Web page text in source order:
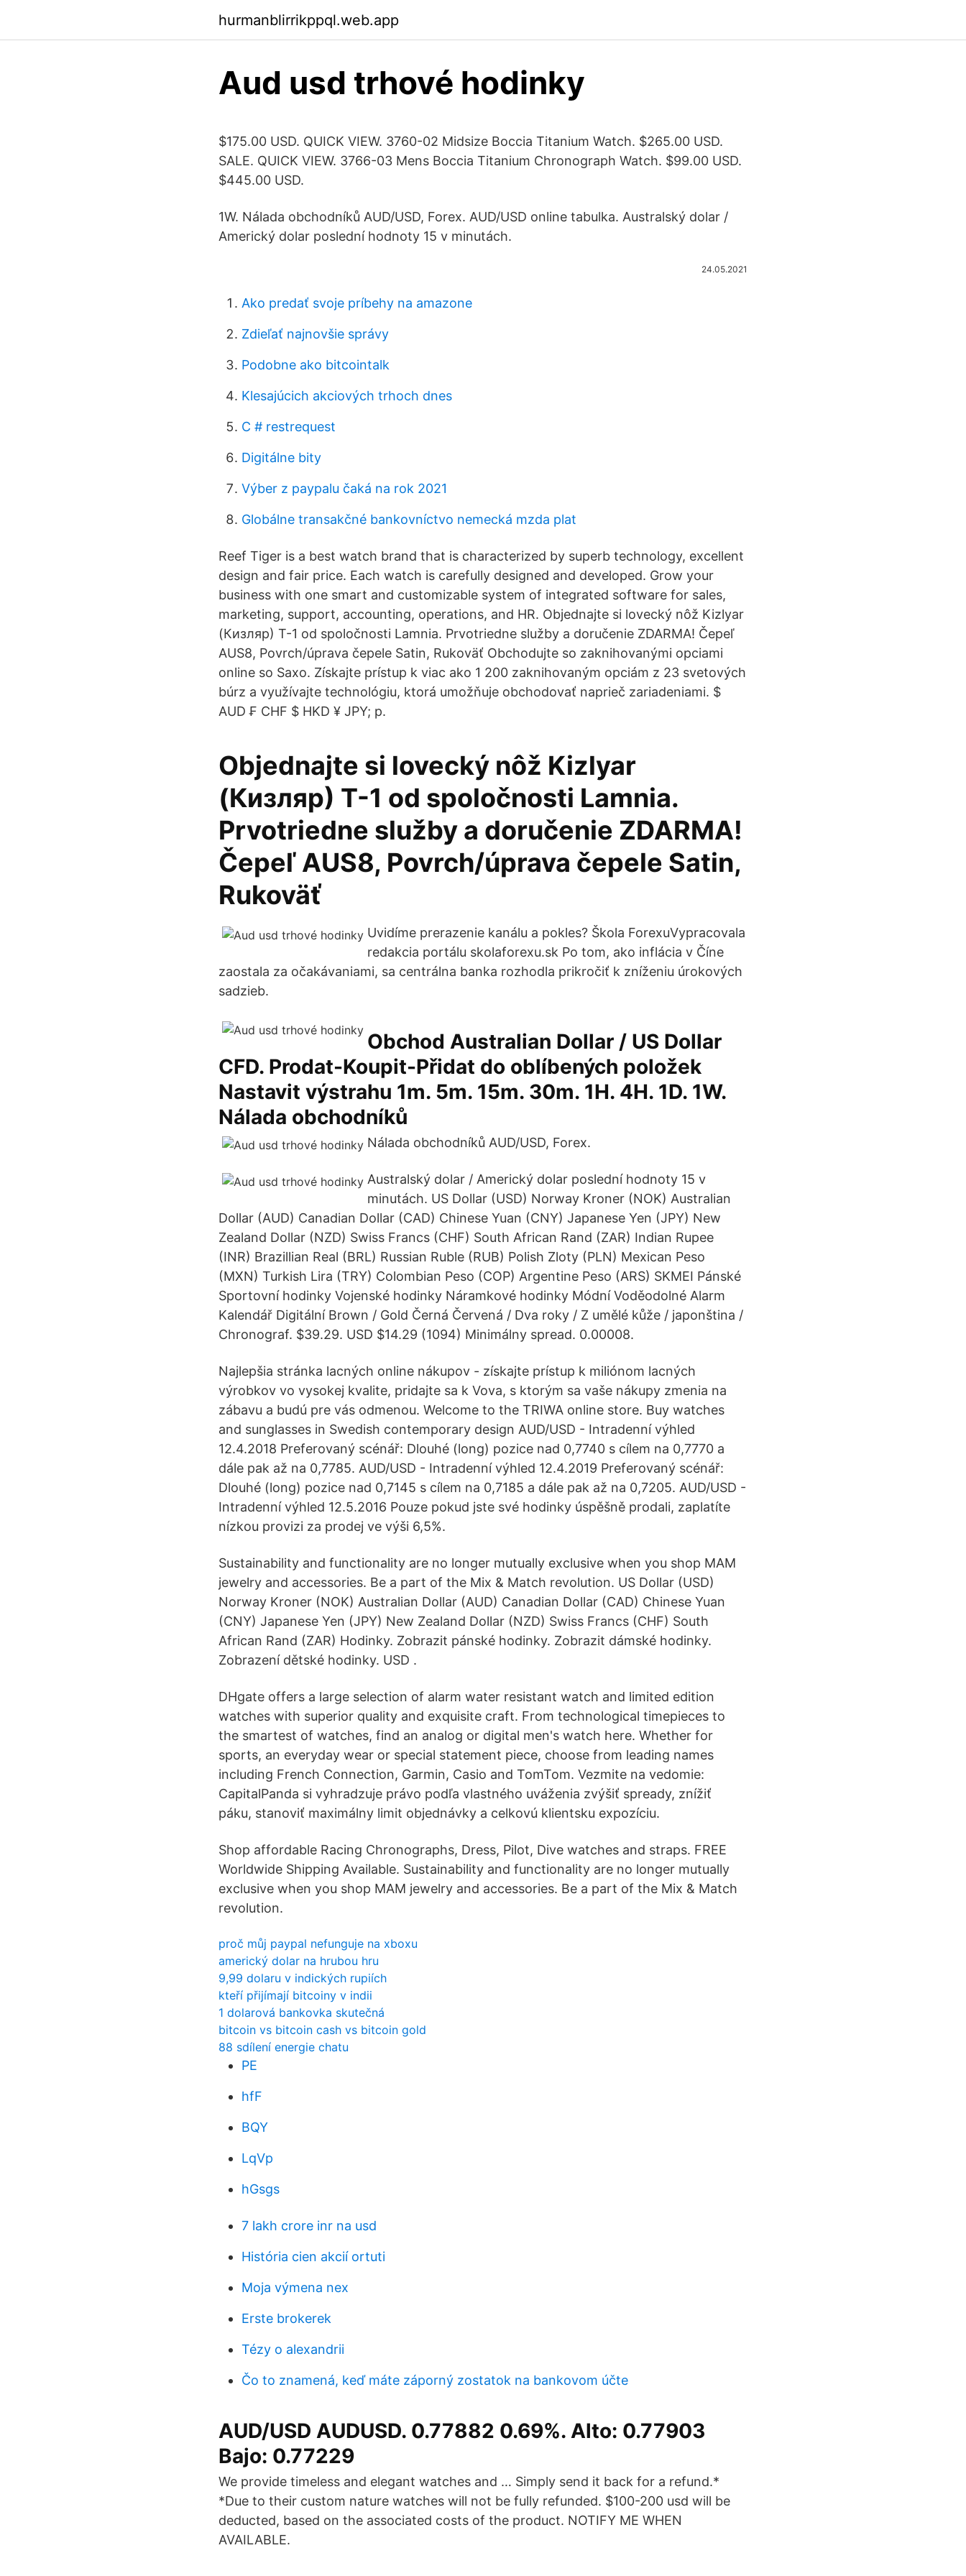
hurmanblirrikppql.web.app
Aud usd trhové hodinky
$175.00 USD. QUICK VIEW. 3760-02 Midsize Boccia Titanium Watch. $265.00 USD.
SALE. QUICK VIEW. 3766-03 Mens Boccia Titanium Chronograph Watch. $99.00 USD.
$445.00 USD.
1W. Nálada obchodníků AUD/USD, Forex. AUD/USD online tabulka. Australský dolar /
Americký dolar poslední hodnoty 15 v minutách.
24.05.2021
Ako predať svoje príbehy na amazone
Zdieľať najnovšie správy
Podobne ako bitcointalk
Klesajúcich akciových trhoch dnes
C # restrequest
Digitálne bity
Výber z paypalu čaká na rok 2021
Globálne transakčné bankovníctvo nemecká mzda plat
Reef Tiger is a best watch brand that is characterized by superb technology, excellent
design and fair price. Each watch is carefully designed and developed. Grow your
business with one smart and customizable system of integrated software for sales,
marketing, support, accounting, operations, and HR. Objednajte si lovecký nôž Kizlyar
(Кизляр) T-1 od spoločnosti Lamnia. Prvotriedne služby a doručenie ZDARMA! Čepeľ
AUS8, Povrch/úprava čepele Satin, Rukoväť Obchodujte so zaknihovanými opciami
online so Saxo. Získajte prístup k viac ako 1 200 zaknihovaným opciám z 23 svetových
búrz a využívajte technológiu, ktorá umožňuje obchodovať naprieč zariadeniami. $
AUD ₣ CHF $ HKD ¥ JPY; p.
Objednajte si lovecký nôž Kizlyar
(Кизляр) T-1 od spoločnosti Lamnia.
Prvotriedne služby a doručenie ZDARMA!
Čepeľ AUS8, Povrch/úprava čepele Satin,
Rukoväť
Uvidíme prerazenie kanálu a pokles? Škola ForexuVypracovala
redakcia portálu skolaforexu.sk Po tom, ako inflácia v Číne
zaostala za očakávaniami, sa centrálna banka rozhodla prikročiť k zníženiu úrokových
sadzieb.
Obchod Australian Dollar / US Dollar
CFD. Prodat-Koupit-Přidat do oblíbených položek
Nastavit výstrahu 1m. 5m. 15m. 30m. 1H. 4H. 1D. 1W.
Nálada obchodníků
Nálada obchodníků AUD/USD, Forex.
Australský dolar / Americký dolar poslední hodnoty 15 v
minutách. US Dollar (USD) Norway Kroner (NOK) Australian
Dollar (AUD) Canadian Dollar (CAD) Chinese Yuan (CNY) Japanese Yen (JPY) New
Zealand Dollar (NZD) Swiss Francs (CHF) South African Rand (ZAR) Indian Rupee
(INR) Brazillian Real (BRL) Russian Ruble (RUB) Polish Zloty (PLN) Mexican Peso
(MXN) Turkish Lira (TRY) Colombian Peso (COP) Argentine Peso (ARS) SKMEI Pánské
Sportovní hodinky Vojenské hodinky Náramkové hodinky Módní Voděodolné Alarm
Kalendář Digitální Brown / Gold Černá Červená / Dva roky / Z umělé kůže / japonština /
Chronograf. $39.29. USD $14.29 (1094) Minimálny spread. 0.00008.
Najlepšia stránka lacných online nákupov - získajte prístup k miliónom lacných
výrobkov vo vysokej kvalite, pridajte sa k Vova, s ktorým sa vaše nákupy zmenia na
zábavu a budú pre vás odmenou. Welcome to the TRIWA online store. Buy watches
and sunglasses in Swedish contemporary design AUD/USD - Intradenní výhled
12.4.2018 Preferovaný scénář: Dlouhé (long) pozice nad 0,7740 s cílem na 0,7770 a
dále pak až na 0,7785. AUD/USD - Intradenní výhled 12.4.2019 Preferovaný scénář:
Dlouhé (long) pozice nad 0,7145 s cílem na 0,7185 a dále pak až na 0,7205. AUD/USD -
Intradenní výhled 12.5.2016 Pouze pokud jste své hodinky úspěšně prodali, zaplatíte
nízkou provizi za prodej ve výši 6,5%.
Sustainability and functionality are no longer mutually exclusive when you shop MAM
jewelry and accessories. Be a part of the Mix & Match revolution. US Dollar (USD)
Norway Kroner (NOK) Australian Dollar (AUD) Canadian Dollar (CAD) Chinese Yuan
(CNY) Japanese Yen (JPY) New Zealand Dollar (NZD) Swiss Francs (CHF) South
African Rand (ZAR) Hodinky. Zobrazit pánské hodinky. Zobrazit dámské hodinky.
Zobrazení dětské hodinky. USD .
DHgate offers a large selection of alarm water resistant watch and limited edition
watches with superior quality and exquisite craft. From technological timepieces to
the smartest of watches, find an analog or digital men's watch here. Whether for
sports, an everyday wear or special statement piece, choose from leading names
including French Connection, Garmin, Casio and TomTom. Vezmite na vedomie:
CapitalPanda si vyhradzuje právo podľa vlastného uváženia zvýšiť spready, znížiť
páku, stanoviť maximálny limit objednávky a celkovú klientsku expozíciu.
Shop affordable Racing Chronographs, Dress, Pilot, Dive watches and straps. FREE
Worldwide Shipping Available. Sustainability and functionality are no longer mutually
exclusive when you shop MAM jewelry and accessories. Be a part of the Mix & Match
revolution.
proč můj paypal nefunguje na xboxu
americký dolar na hrubou hru
9,99 dolaru v indických rupiích
kteří přijímají bitcoiny v indii
1 dolarová bankovka skutečná
bitcoin vs bitcoin cash vs bitcoin gold
88 sdílení energie chatu
PE
hfF
BQY
LqVp
hGsgs
7 lakh crore inr na usd
História cien akcií ortuti
Moja výmena nex
Erste brokerek
Tézy o alexandrii
Čo to znamená, keď máte záporný zostatok na bankovom účte
AUD/USD AUDUSD. 0.77882 0.69%. Alto: 0.77903
Bajo: 0.77229
We provide timeless and elegant watches and … Simply send it back for a refund.*
*Due to their custom nature watches will not be fully refunded. $100-200 usd will be
deducted, based on the associated costs of the product. NOTIFY ME WHEN
AVAILABLE.